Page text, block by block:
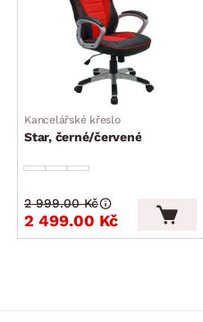
Kancelářské křeslo
Star, černé/červené
2 499.00 Kč
2 999.00 Kč